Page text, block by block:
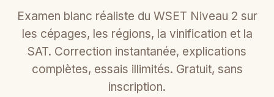
Examen blanc réaliste du WSET Niveau 2 sur
les cépages, les régions, la vinification et la
SAT. Correction instantanée, explications
complètes, essais illimités. Gratuit, sans
inscription.